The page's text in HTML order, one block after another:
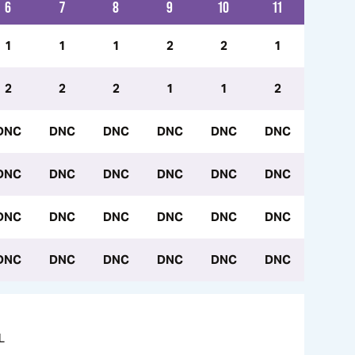
6 7 8 9 10 11
1 1 1 2 2 1
2 2 2 1 1 2
DNC DNC DNC DNC DNC
DNC DNC DNC DNC DNC
DNC DNC DNC DNC DNC
DNC DNC DNC DNC DNC